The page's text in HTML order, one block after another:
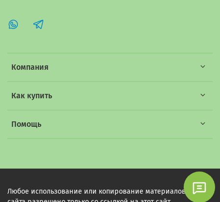
Компания
Как купить
Помощь
Любое использование или копирование материалов этого